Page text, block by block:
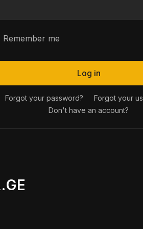
Remember me
Log in
Forgot your password?
Forgot your
Don't have an account?